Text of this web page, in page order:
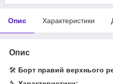
Опис Характеристики
Опис
🛠 Борт правий верхнього